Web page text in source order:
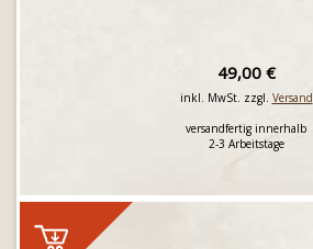
49,00 €
inkl. MwSt. zzgl. Versand
versandfertig innerhalb
2-3 Arbeitstage